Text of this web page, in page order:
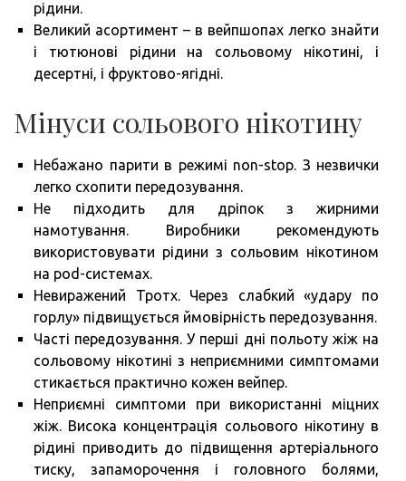
рідини.
Великий асортимент – в вейпшопах легко знайти
і тютюнові рідини на сольовому нікотині, і
десертні, і фруктово-ягідні.
Мінуси сольового нікотину
Небажано парити в режимі non-stop. З незвички
легко схопити передозування.
Не підходить для дріпок з жирними
намотування. Виробники рекомендують
використовувати рідини з сольовим нікотином
на pod-системах.
Невиражений Тротх. Через слабкий «удару по
горлу» підвищується ймовірність передозування.
Часті передозування. У перші дні польоту жіж на
сольовому нікотині з неприємними симптомами
стикається практично кожен вейпер.
Неприємні симптоми при використанні міцних
жіж. Висока концентрація сольового нікотину в
рідині приводить до підвищення артеріального
тиску, запаморочення і головного болями,